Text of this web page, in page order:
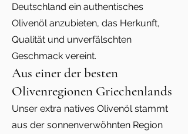
Deutschland ein authentisches
Olivenöl anzubieten, das Herkunft,
Qualität und unverfälschten
Geschmack vereint.
Aus einer der besten
Olivenregionen Griechenlands
Unser extra natives Olivenöl stammt
aus der sonnenverwöhnten Region